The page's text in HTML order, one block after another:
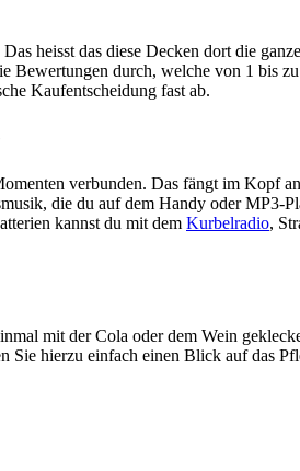
heisst das diese Decken dort die
Bewertungen durch, welche von 1 bis
Kaufentscheidung fast ab.
verbunden. Das fängt im Kopf
die du auf dem Handy oder MP3-
kannst du mit dem Kurbelradio,
mit der Cola oder dem Wein
Sie hierzu einfach einen Blick auf das